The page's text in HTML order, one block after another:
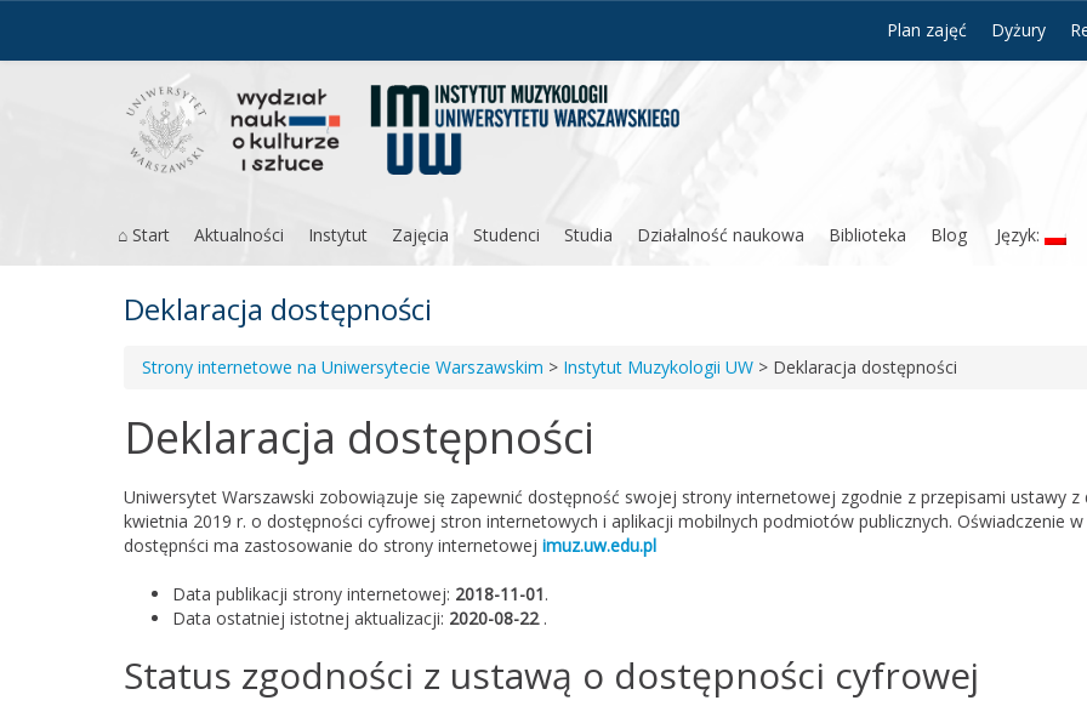
treści
Plan zajęć Dyżury
⌂ Start Aktualności Instytut Zajęcia Studenci Studia Działalność naukowa Biblioteka Blog Język:
Deklaracja dostępności
Strony internetowe na Uniwersytecie Warszawskim > Instytut Muzykologii UW > Deklaracja dostępności
Deklaracja dostępności
Uniwersytet Warszawski zobowiązuje się zapewnić dostępność swojej strony internetowej zgodnie z przepisami ustawy z
kwietnia 2019 r. o dostępności cyfrowej stron internetowych i aplikacji mobilnych podmiotów publicznych. Oświadczenie w
dostępnści ma zastosowanie do strony internetowej imuz.uw.edu.pl
Data publikacji strony internetowej: 2018-11-01.
Data ostatniej istotnej aktualizacji: 2020-08-22 .
Status zgodności z ustawą o dostępności cyfrowej